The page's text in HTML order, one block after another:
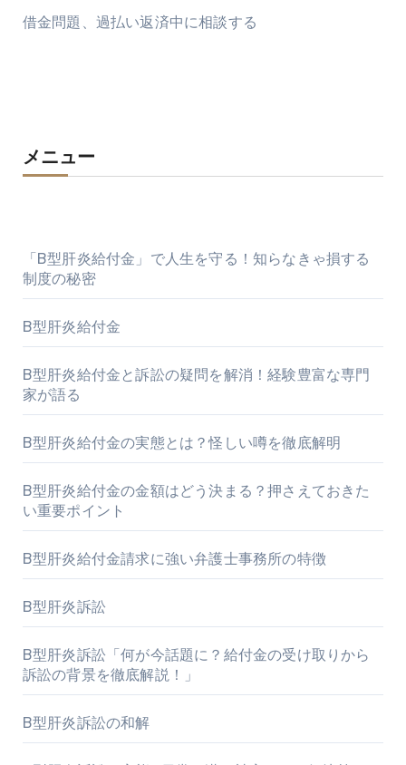
借金問題、過払い返済中に相談する
メニュー
「B型肝炎給付金」で人生を守る！知らなきゃ損する
制度の秘密
B型肝炎給付金
B型肝炎給付金と訴訟の疑問を解消！経験豊富な専門
家が語る
B型肝炎給付金の実態とは？怪しい噂を徹底解明
B型肝炎給付金の金額はどう決まる？押さえておきた
い重要ポイント
B型肝炎給付金請求に強い弁護士事務所の特徴
B型肝炎訴訟
B型肝炎訴訟「何が今話題に？給付金の受け取りから
訴訟の背景を徹底解説！」
B型肝炎訴訟の和解